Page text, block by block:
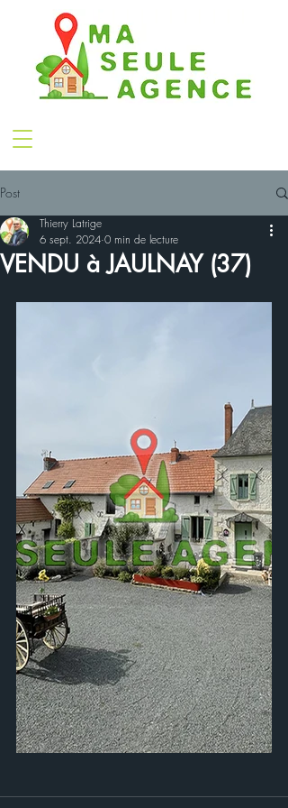
Post
VENDU à JAULNAY (37)
Thierry Latrige
6 sept. 2024 0 min de lecture